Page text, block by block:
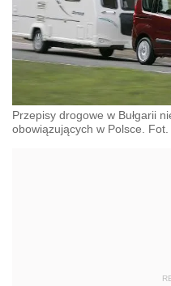
Przepisy drogowe w Bułgarii
obowiązujących w Polsce.